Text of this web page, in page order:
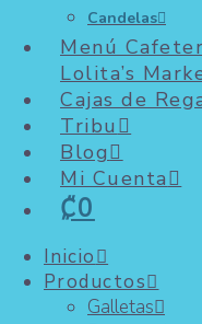
Candelas
Menú
Lolita’s
Cajas de
Tribu
Blog
Mi Cuenta
₡0
Inicio
Productos
Galletas
estamos
problema de